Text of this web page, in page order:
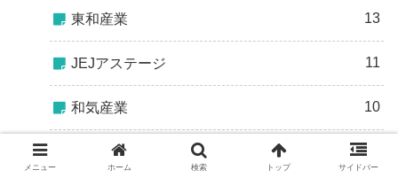
東和産業 13
JEJアステージ 11
和気産業 10
ライクイット
メニュー ホーム 検索 トップ サイドバー